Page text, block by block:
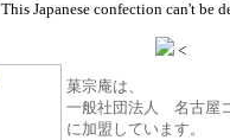
This Japanese confection can't be
<
菓宗庵は、
一般社団法人 名古屋
に加盟しています。